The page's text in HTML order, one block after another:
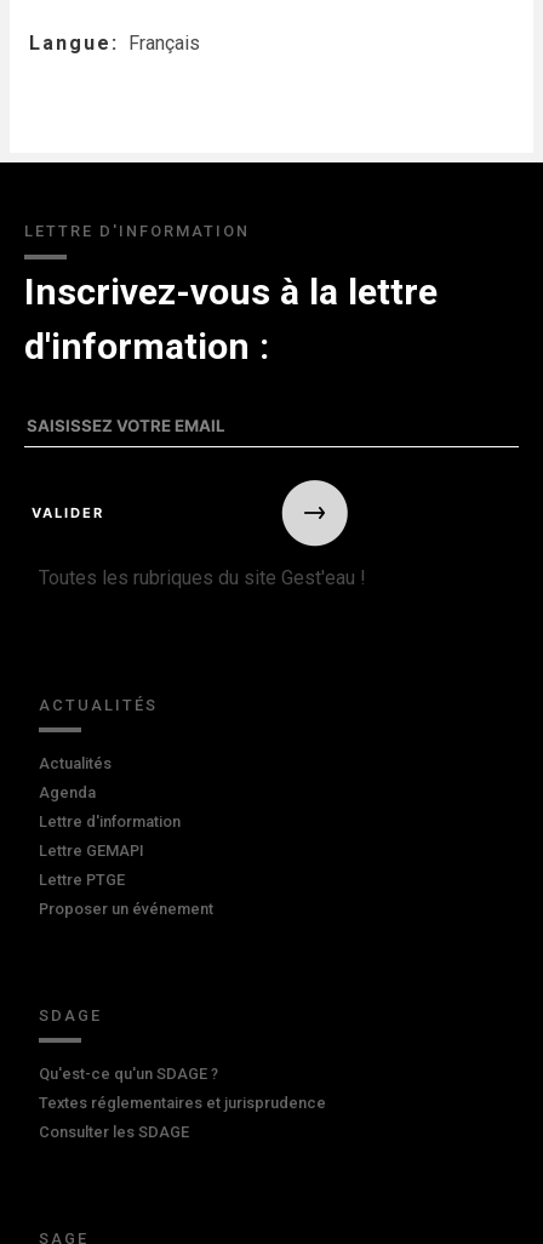
Langue Français
LETTRE D'INFORMATION
Inscrivez-vous à la lettre
d'information :
Toutes les rubriques du site Gest'eau !
ACTUALITÉS
Actualités
Agenda
Lettre d'information
Lettre GEMAPI
Lettre PTGE
Proposer un événement
SDAGE
Qu'est-ce qu'un SDAGE ?
Textes réglementaires et jurisprudence
Consulter les SDAGE
SAGE